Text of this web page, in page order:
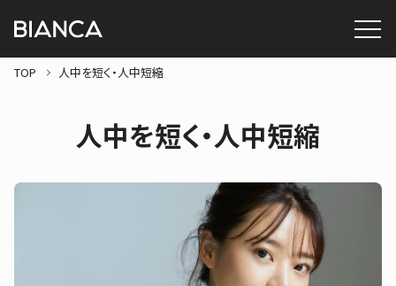
TOP 人中を短く・人中短縮
人中を短く・人中短縮